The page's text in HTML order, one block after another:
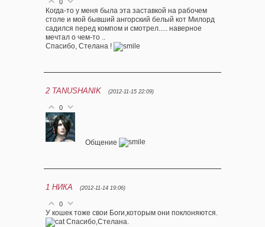
0
Когда-то у меня была эта заставкой на рабочем
столе и мой бывший ангорский белый кот Милорд
садился перед компом и смотрел..... наверное
мечтал о чем-то ..
Спасибо, Стелана !
2 TANUSHANIK (2012-11-15 22:09)
0
Общение
1 НИКА (2012-11-14 19:06)
0
У кошек тоже свои Боги,которым они поклоняются.
Спасибо,Стелана.